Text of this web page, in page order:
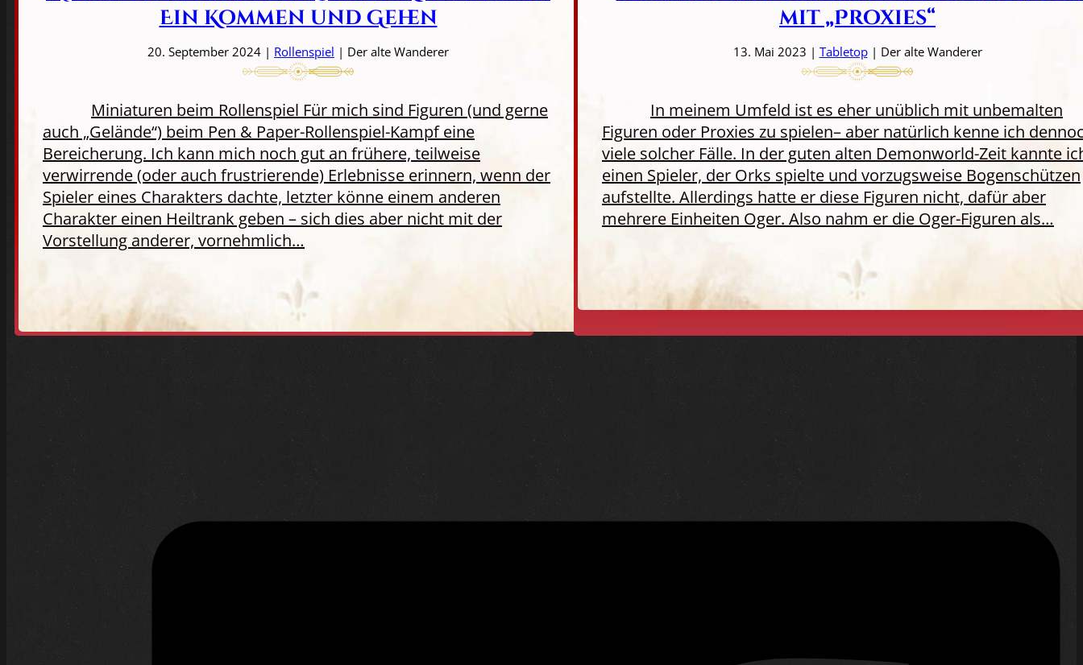
Ein Kommen und Gehen
20. September 2024 | Rollenspiel | Der alte Wanderer
Miniaturen beim Rollenspiel Für mich sind Figuren (und gerne
auch „Gelände“) beim Pen & Paper-Rollenspiel-Kampf eine
Bereicherung. Ich kann mich noch gut an frühere, teilweise
verwirrende (oder auch frustrierende) Erlebnisse erinnern, wenn der
Spieler eines Charakters dachte, letzter könne einem anderen
Charakter einen Heiltrank geben – sich dies aber nicht mit der
Vorstellung anderer, vornehmlich…
mit „Proxies“
13. Mai 2023 | Tabletop| Der alte Wanderer
In meinem Umfeld ist es eher unüblich mit unbemalten
Figuren oder Proxies zu spielen– aber natürlich kenne ich
viele solcher Fälle. In der guten alten Demonworld-Zeit kannte
einen Spieler, der Orks spielte und vorzugsweise Bogenschützen
aufstellte. Allerdings hatte er diese Figuren nicht, dafür aber
mehrere Einheiten Oger. Also nahm er die Oger-Figuren als…